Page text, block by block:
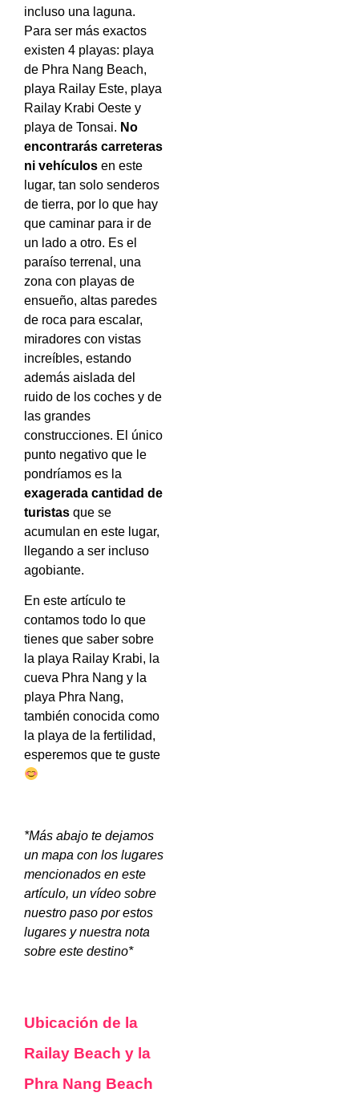
incluso una laguna.
Para ser más exactos
existen 4 playas: playa
de Phra Nang Beach,
playa Railay Este, playa
Railay Krabi Oeste y
playa de Tonsai. No
encontrarás carreteras
ni vehículos en este
lugar, tan solo senderos
de tierra, por lo que hay
que caminar para ir de
un lado a otro. Es el
paraíso terrenal, una
zona con playas de
ensueño, altas paredes
de roca para escalar,
miradores con vistas
increíbles, estando
además aislada del
ruido de los coches y de
las grandes
construcciones. El único
punto negativo que le
pondríamos es la
exagerada cantidad de
turistas que se
acumulan en este lugar,
llegando a ser incluso
agobiante.
En este artículo te
contamos todo lo que
tienes que saber sobre
la playa Railay Krabi, la
cueva Phra Nang y la
playa Phra Nang,
también conocida como
la playa de la fertilidad,
esperemos que te guste
*Más abajo te dejamos
un mapa con los lugares
mencionados en este
artículo, un vídeo sobre
nuestro paso por estos
lugares y nuestra nota
sobre este destino*
Ubicación de la
Railay Beach y la
Phra Nang Beach